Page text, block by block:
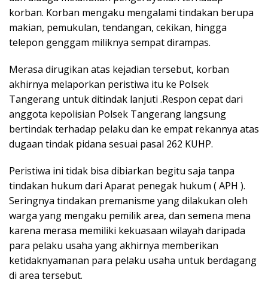
korban. Korban mengaku mengalami tindakan berupa
makian, pemukulan, tendangan, cekikan, hingga
telepon genggam miliknya sempat dirampas.
Merasa dirugikan atas kejadian tersebut, korban
akhirnya melaporkan peristiwa itu ke Polsek
Tangerang untuk ditindak lanjuti .Respon cepat dari
anggota kepolisian Polsek Tangerang langsung
bertindak terhadap pelaku dan ke empat rekannya atas
dugaan tindak pidana sesuai pasal 262 KUHP.
Peristiwa ini tidak bisa dibiarkan begitu saja tanpa
tindakan hukum dari Aparat penegak hukum ( APH ).
Seringnya tindakan premanisme yang dilakukan oleh
warga yang mengaku pemilik area, dan semena mena
karena merasa memiliki kekuasaan wilayah daripada
para pelaku usaha yang akhirnya memberikan
ketidaknyamanan para pelaku usaha untuk berdagang
di area tersebut.